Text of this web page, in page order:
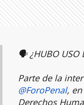
🗣️ ¿HUBO USO
Parte de la
@ForoPenal,
Derechos